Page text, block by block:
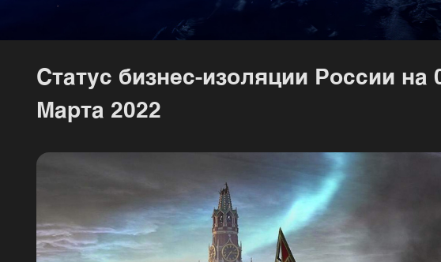
Статус бизнес-изоляции России на
Марта 2022